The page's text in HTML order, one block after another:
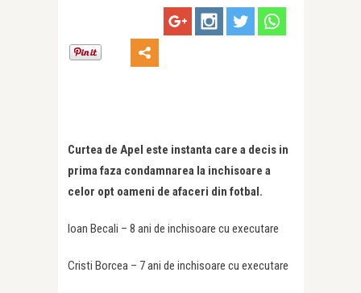
Curtea de Apel este instanta care a decis in
prima faza condamnarea la inchisoare a
celor opt oameni de afaceri din fotbal.
Ioan Becali – 8 ani de inchisoare cu executare
Cristi Borcea – 7 ani de inchisoare cu executare